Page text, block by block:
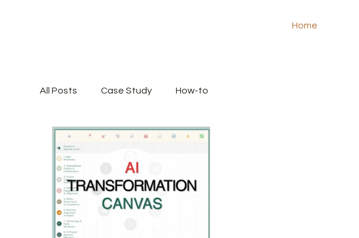
Home
All Posts Case Study How-to